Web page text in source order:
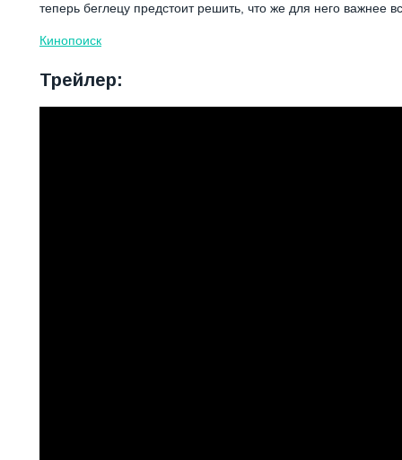
теперь беглецу предстоит решить, что же для него важнее
Кинопоиск
Трейлер: